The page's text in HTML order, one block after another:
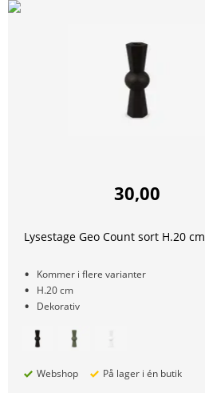
30,00
Lysestage Geo Count sort H.20 cm
Kommer i flere varianter
H.20 cm
Dekorativ
Webshop På lager i én butik